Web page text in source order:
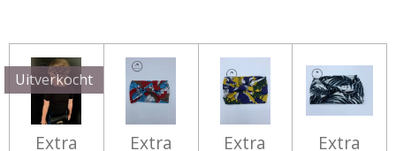
N
E
N
Uitverkocht
Extra
Extra
Extra
Extra